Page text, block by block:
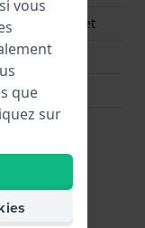
antireflet
à vis
vous
que
sur